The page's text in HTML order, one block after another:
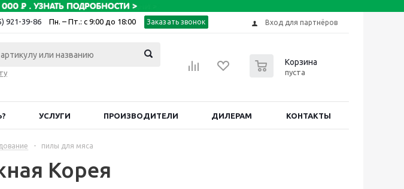
921-39-86 Пн. – Пт.: с 9:00 до 18:00 Заказать звонок Вход для партнёров
Корзина
пуста
УСЛУГИ ПРОИЗВОДИТЕЛИ ДИЛЕРАМ КОНТАКТЫ
- пилы для мяса
Корея